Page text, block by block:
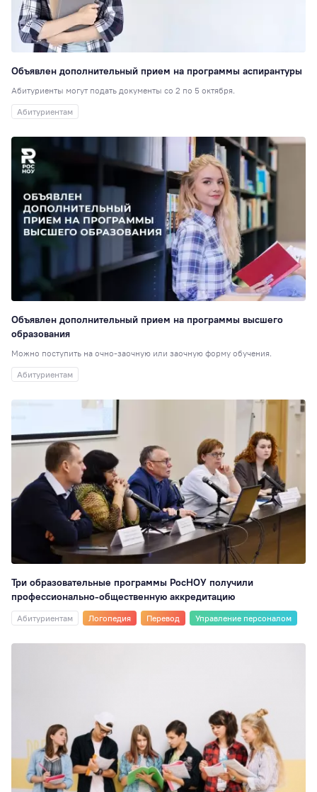
Социальная
Дополнительное
образование
Настольные игры
Консорциумы
Объявлен дополнительный прием на программы аспирантуры
Абитуриенты могут подать документы со 2 по 5 октября.
Абитуриентам
Объявлен дополнительный прием на программы высшего
образования
Можно поступить на очно-заочную или заочную форму обучения.
Абитуриентам
Три образовательные программы РосНОУ получили
профессионально-общественную аккредитацию
Абитуриентам Логопедия Перевод Управление персоналом